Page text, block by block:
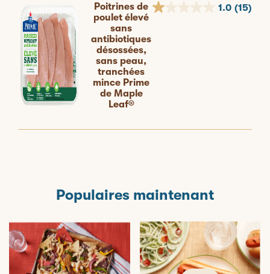
Poitrines de
poulet élevé
sans
antibiotiques
désossées,
sans peau,
tranchées
mince Prime
de Maple
Leaf®
1.0 (15)
Populaires maintenant